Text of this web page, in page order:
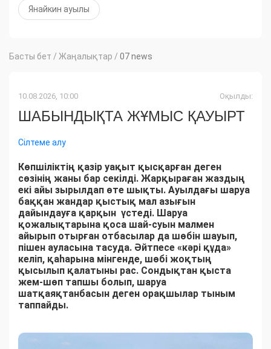
Янайкин ауылы
Басты бет / Жаңалықтар / 07 news
10.08.2026, 10:00 Оқылды:
ШАБЫНДЫҚТА ЖҰМЫС ҚАУЫРТ
Сілтеме алу
Көпшіліктің қазір уақыт қысқарған деген
сөзінің жаны бар секілді. Жарқыраған жаздың
екі айы зырылдап өте шықты. Ауылдағы шаруа
баққан жандар қыстық мал азығын
дайындауға қарқын үстеді. Шаруа
қожалықтарына қоса шай-суын малмен
айырып отырған отбасылар да шөбін шауып,
пішен ауласына тасуда. Әйтпесе «кәрі құда»
келіп, қаһарына мінгенде, шөбі жоқтың
қысылып қалатыны рас. Сондықтан қыста
жем-шөп тапшы болып, шаруа
шатқаяқтанбасын деген орақшылар тыным
таппайды.